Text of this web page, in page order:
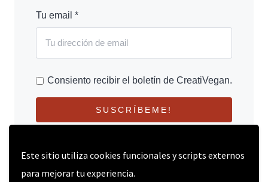
Este sitio utiliza cookies funcionales y scripts externos
para mejorar tu experiencia.
Tu email *
Consiento recibir el boletín de CreatiVegan.
SUSCRÍBEME!